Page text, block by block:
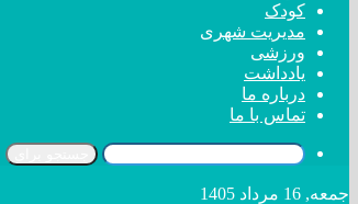
کودک
مدیریت شهری
ورزشی
یادداشت
درباره ما
تماس با ما
جمعه, 16 مرداد 1405